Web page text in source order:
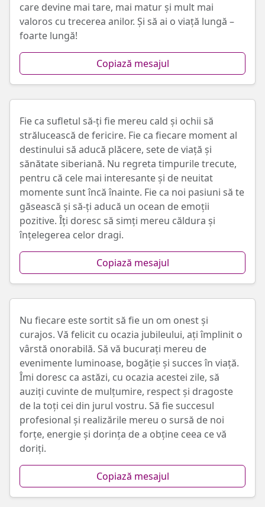
care devine mai tare, mai matur și mult mai
valoros cu trecerea anilor. Și să ai o viață lungă –
foarte lungă!
Copiază mesajul
Fie ca sufletul să-ți fie mereu cald și ochii să
strălucească de fericire. Fie ca fiecare moment al
destinului să aducă plăcere, sete de viață și
sănătate siberiană. Nu regreta timpurile trecute,
pentru că cele mai interesante și de neuitat
momente sunt încă înainte. Fie ca noi pasiuni să te
găsească și să-ți aducă un ocean de emoții
pozitive. Îți doresc să simți mereu căldura și
înțelegerea celor dragi.
Copiază mesajul
Nu fiecare este sortit să fie un om onest și
curajos. Vă felicit cu ocazia jubileului, ați împlinit o
vârstă onorabilă. Să vă bucurați mereu de
evenimente luminoase, bogăție și succes în viață.
Îmi doresc ca astăzi, cu ocazia acestei zile, să
auziți cuvinte de mulțumire, respect și dragoste
de la toți cei din jurul vostru. Să fie succesul
profesional și realizările mereu o sursă de noi
forțe, energie și dorința de a obține ceea ce vă
doriți.
Copiază mesajul